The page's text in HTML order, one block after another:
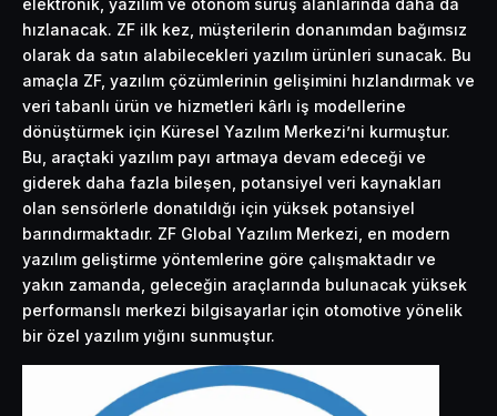
hızlanacak. ZF ilk kez, müşterilerin donanımdan bağımsız
olarak da satın alabilecekleri yazılım ürünleri sunacak. Bu
amaçla ZF, yazılım çözümlerinin gelişimini hızlandırmak ve
veri tabanlı ürün ve hizmetleri kârlı iş modellerine
dönüştürmek için Küresel Yazılım Merkezi’ni kurmuştur.
Bu, araçtaki yazılım payı artmaya devam edeceği ve
giderek daha fazla bileşen, potansiyel veri kaynakları
olan sensörlerle donatıldığı için yüksek potansiyel
barındırmaktadır. ZF Global Yazılım Merkezi, en modern
yazılım geliştirme yöntemlerine göre çalışmaktadır ve
yakın zamanda, geleceğin araçlarında bulunacak yüksek
performanslı merkezi bilgisayarlar için otomotive yönelik
bir özel yazılım yığını sunmuştur.